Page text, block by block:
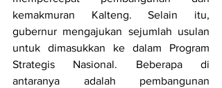
kemakmuran Kalteng. Selain itu,
gubernur mengajukan sejumlah usulan
untuk dimasukkan ke dalam Program
Strategis Nasional. Beberapa di
antaranya adalah pembangunan